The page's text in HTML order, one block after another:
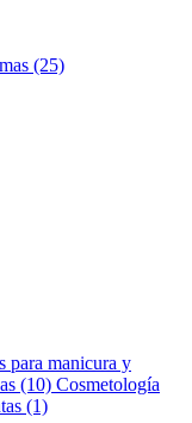
(25)
para manicura y
(10) Cosmetología
(1)